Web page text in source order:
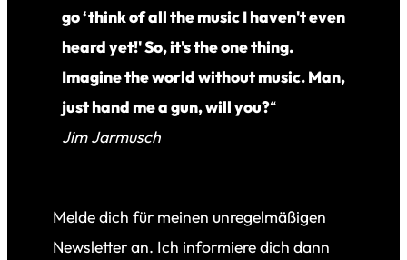
go ‘think of all the music I haven't even
heard yet!' So, it's the one thing.
Imagine the world without music. Man,
just hand me a gun, will you?“
Jim Jarmusch
Melde dich für meinen unregelmäßigen
Newsletter an. Ich informiere dich dann